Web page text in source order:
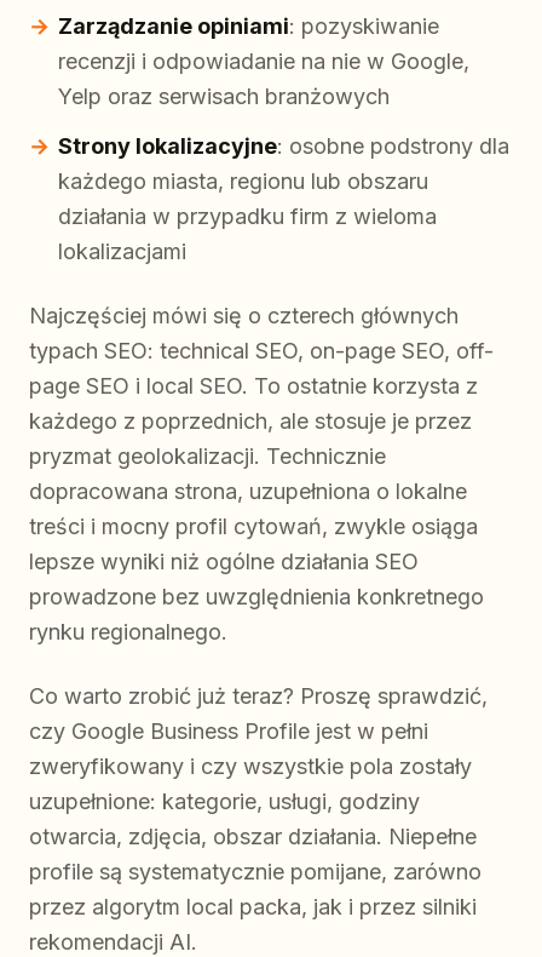
Zarządzanie opiniami: pozyskiwanie
recenzji i odpowiadanie na nie w Google,
Yelp oraz serwisach branżowych
Strony lokalizacyjne: osobne podstrony dla
każdego miasta, regionu lub obszaru
działania w przypadku firm z wieloma
lokalizacjami
Najczęściej mówi się o czterech głównych
typach SEO: technical SEO, on-page SEO, off-
page SEO i local SEO. To ostatnie korzysta z
każdego z poprzednich, ale stosuje je przez
pryzmat geolokalizacji. Technicznie
dopracowana strona, uzupełniona o lokalne
treści i mocny profil cytowań, zwykle osiąga
lepsze wyniki niż ogólne działania SEO
prowadzone bez uwzględnienia konkretnego
rynku regionalnego.
Co warto zrobić już teraz? Proszę sprawdzić,
czy Google Business Profile jest w pełni
zweryfikowany i czy wszystkie pola zostały
uzupełnione: kategorie, usługi, godziny
otwarcia, zdjęcia, obszar działania. Niepełne
profile są systematycznie pomijane, zarówno
przez algorytm local packa, jak i przez silniki
rekomendacji AI.